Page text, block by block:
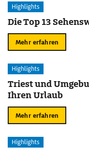
Highlights
Die Top 13
Mehr erfahren
Highlights
Triest und
Ihren Urlaub
Mehr erfahren
Highlights